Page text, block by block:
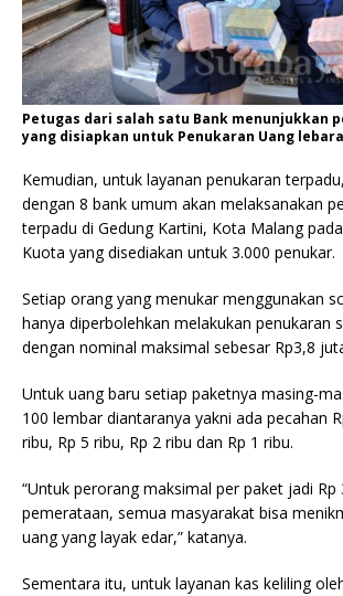
Petugas dari salah satu Bank menunjukkan
yang disiapkan untuk Penukaran Uang
Kemudian, untuk layanan penukaran
dengan 8 bank umum akan melaksanakan
terpadu di Gedung Kartini, Kota Malang
Kuota yang disediakan untuk 3.000 penukar.
Setiap orang yang menukar menggunakan
hanya diperbolehkan melakukan penukaran
dengan nominal maksimal sebesar Rp3,8
Untuk uang baru setiap paketnya masing-
100 lembar diantaranya yakni ada pecahan
ribu, Rp 5 ribu, Rp 2 ribu dan Rp 1 ribu.
“Untuk perorang maksimal per paket jadi
pemerataan, semua masyarakat bisa
uang yang layak edar,” katanya.
Sementara itu, untuk layanan kas keliling